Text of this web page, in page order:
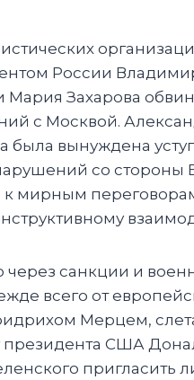
России
Захарова
с Москвой.
была вынуждена
со
к мирным
через санкции и
всего от
Мерцем,
президента США
пригласить